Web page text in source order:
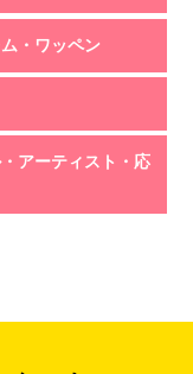
・ワッペン
アーティスト・応